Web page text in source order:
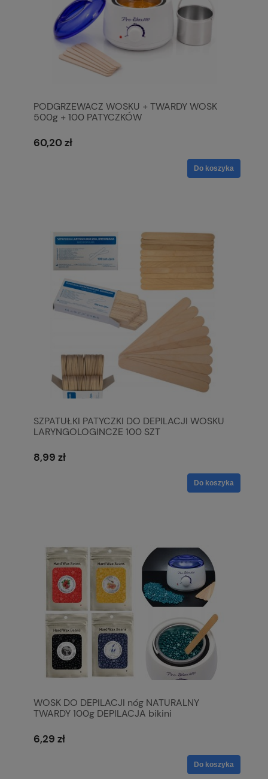
PODGRZEWACZ WOSKU + TWARDY WOSK
500g + 100 PATYCZKÓW
60,20 zł
Do koszyka
SZPATUŁKI PATYCZKI DO DEPILACJI WOSKU
LARYNGOLOGINCZE 100 SZT
8,99 zł
Do koszyka
WOSK DO DEPILACJI nóg NATURALNY
TWARDY 100g DEPILACJA bikini
6,29 zł
Do koszyka